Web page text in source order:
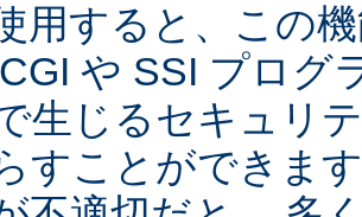
用すると、この
や SSI プログ
生じるセキュリ
すことができま